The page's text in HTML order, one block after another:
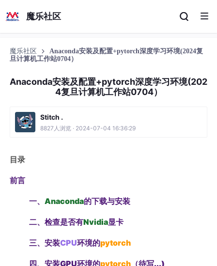
魔乐社区
魔乐社区
Anaconda安装及配置+pytorch深度学习环境(2024复
旦计算机工作站0704）
Anaconda安装及配置+pytorch深度学习环境(202
4复旦计算机工作站0704）
Stitch .
8827人浏览 · 2024-07-04 16:36:29
目录
前言
一、 Anaconda的下载与安装
二、检查是否有Nvidia显卡
三、安装CPU环境的pytorch
四、安装GPU环境的pytorch （待写...)